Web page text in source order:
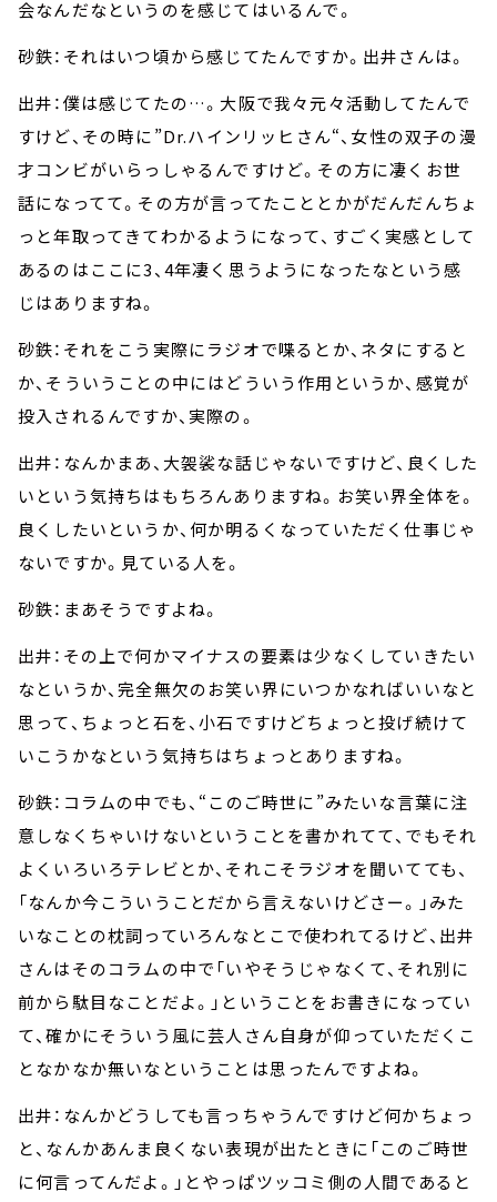
会なんだなというのを感じてはいるんで。
砂鉄：それはいつ頃から感じてたんですか。出井さんは。
出井：僕は感じてたの…。大阪で我々元々活動してたんで
すけど、その時に”Dr.ハインリッヒさん“、女性の双子の漫
才コンビがいらっしゃるんですけど。その方に凄くお世
話になってて。その方が言ってたこととかがだんだんちょ
っと年取ってきてわかるようになって、すごく実感として
あるのはここに3、4年凄く思うようになったなという感
じはありますね。
砂鉄：それをこう実際にラジオで喋るとか、ネタにすると
か、そういうことの中にはどういう作用というか、感覚が
投入されるんですか、実際の。
出井：なんかまあ、大袈裟な話じゃないですけど、良くした
いという気持ちはもちろんありますね。お笑い界全体を。
良くしたいというか、何か明るくなっていただく仕事じゃ
ないですか。見ている人を。
砂鉄：まあそうですよね。
出井：その上で何かマイナスの要素は少なくしていきたい
なというか、完全無欠のお笑い界にいつかなればいいなと
思って、ちょっと石を、小石ですけどちょっと投げ続けて
いこうかなという気持ちはちょっとありますね。
砂鉄：コラムの中でも、“このご時世に”みたいな言葉に注
意しなくちゃいけないということを書かれてて、でもそれ
よくいろいろテレビとか、それこそラジオを聞いてても、
「なんか今こういうことだから言えないけどさー。」みた
いなことの枕詞っていろんなとこで使われてるけど、出井
さんはそのコラムの中で「いやそうじゃなくて、それ別に
前から駄目なことだよ。」ということをお書きになってい
て、確かにそういう風に芸人さん自身が仰っていただくこ
となかなか無いなということは思ったんですよね。
出井：なんかどうしても言っちゃうんですけど何かちょっ
と、なんかあんま良くない表現が出たときに「このご時世
に何言ってんだよ。」とやっぱツッコミ側の人間であると